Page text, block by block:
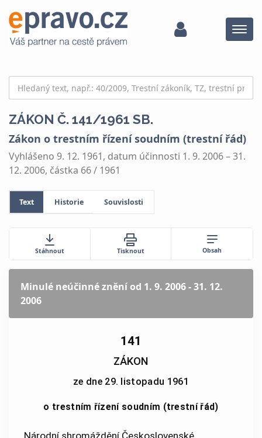
Menu
ZÁKON Č. 141/1961 SB.
Zákon o trestním řízení soudním (trestní řád)
Vyhlášeno 9. 12. 1961, datum účinnosti 1. 9. 2006 – 31.
12. 2006, částka 66 / 1961
Text Historie Souvislosti
Stáhnout Tisknout Obsah
Minulé neúčinné zněníod 1. 9. 2006 - 31. 12.
2006
141
ZÁKON
ze dne 29. listopadu 1961
o trestním řízení soudním (trestní řád)
Národní shromáždění Československé